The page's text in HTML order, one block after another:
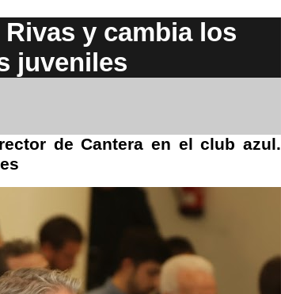
y cambia los
juveniles
de Cantera en el club azul.